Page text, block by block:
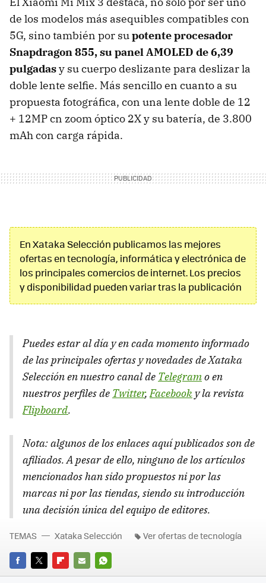
de los modelos más asequibles compatibles con
5G, sino también por supotente procesador
Snapdragon 855, su panel AMOLED de 6,39
pulgadasy su cuerpo deslizante para deslizar la
doble lente selfie. Más sencillo en cuanto a su
propuesta fotográfica, con una lente doble de 12
+ 12MP cn zoom óptico 2X y su batería, de 3.800
mAh con carga rápida.
En Xataka Selección publicamos las mejores
ofertas en tecnología, informática y electrónica de
los principales comercios de internet. Los precios
y disponibilidad pueden variar tras la publicación
Puedes estar al día y en cada momento informado
de las principales ofertas y novedades de Xataka
Selección en nuestro canal de Telegramo en
nuestros perfiles de Twitter,Facebook y la revista
Flipboard.
Nota: algunos de los enlaces aquí publicados son de
afiliados. A pesar de ello, ninguno de los artículos
mencionados han sido propuestos ni por las
marcas ni por las tiendas, siendo su introducción
una decisión única del equipo de editores.
FACEBOOK
TWITTERFLIPBOARD
E-
WHATSAPP
TEMAS Xataka Selección Ver ofertas de tecnología